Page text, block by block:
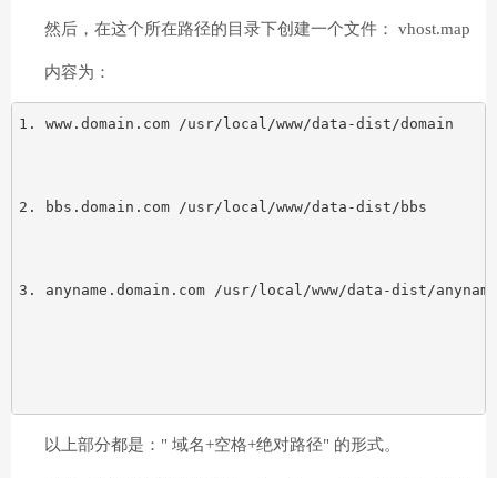
然后，在这个所在路径的目录下创建一个文件： vhost.map
内容为：
www.domain.com /usr/local/www/data-dist/domain
bbs.domain.com /usr/local/www/data-dist/bbs
anyname.domain.com /usr/local/www/data-dist/
以上部分都是：" 域名+空格+绝对路径" 的形式。